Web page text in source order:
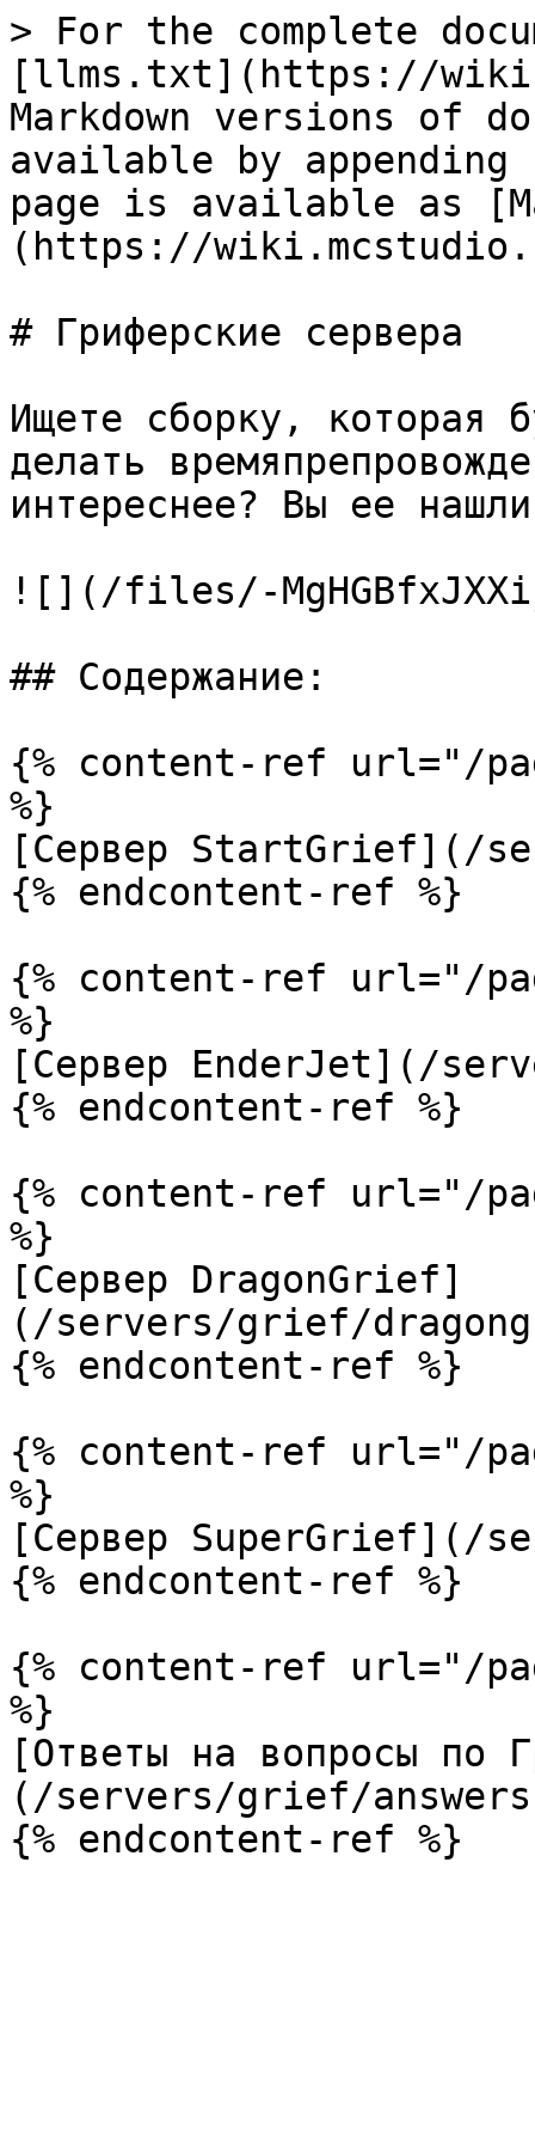
> For the complete
[llms.txt](https://
Markdown versions of
available by
page is available as
(https://
# Гриферские сервера
Ищете сборку, которая
делать
интереснее? Вы ее
![](/files/-
## Содержание:
{% content-ref url="/
%}
[Сервер StartGrief](/
{% endcontent-ref %}
{% content-ref url="/
%}
[Сервер EnderJet](/
{% endcontent-ref %}
{% content-ref url="/
%}
[Сервер DragonGrief]
(/servers/grief/
{% endcontent-ref %}
{% content-ref url="/
%}
[Сервер SuperGrief](/
{% endcontent-ref %}
{% content-ref url="/
%}
[Ответы на вопросы по
(/servers/grief/